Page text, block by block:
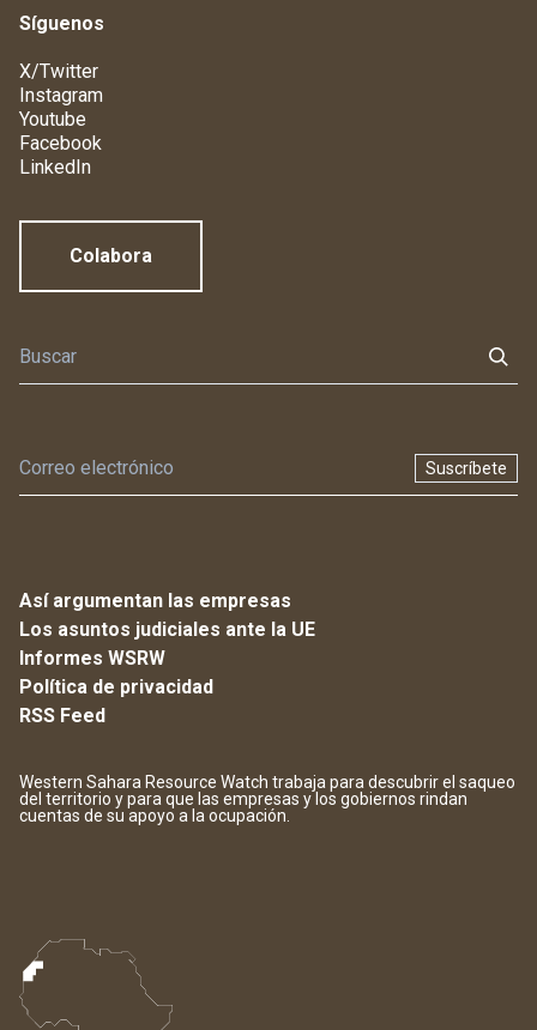
Síguenos
X/Twitter
Instagram
Youtube
Facebook
LinkedIn
Colabora
Suscríbete
Así argumentan las empresas
Los asuntos judiciales ante la UE
Informes WSRW
Política de privacidad
RSS Feed
Western Sahara Resource Watch trabaja para descubrir el saqueo
del territorio y para que las empresas y los gobiernos rindan
cuentas de su apoyo a la ocupación.